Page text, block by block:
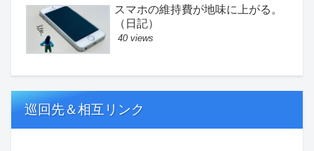
スマホの維持費が地味に上がる。
（日記）
40 views
巡回先＆相互リンク